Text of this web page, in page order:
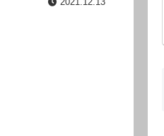
2021.12.13